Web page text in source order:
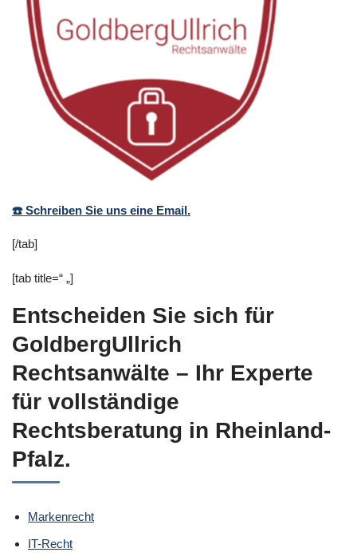
☎️ Schreiben Sie uns eine Email.
[/tab]
[tab title=“ „]
Entscheiden Sie sich für
GoldbergUllrich
Rechtsanwälte – Ihr Experte
für vollständige
Rechtsberatung in Rheinland-
Pfalz.
Markenrecht
IT-Recht